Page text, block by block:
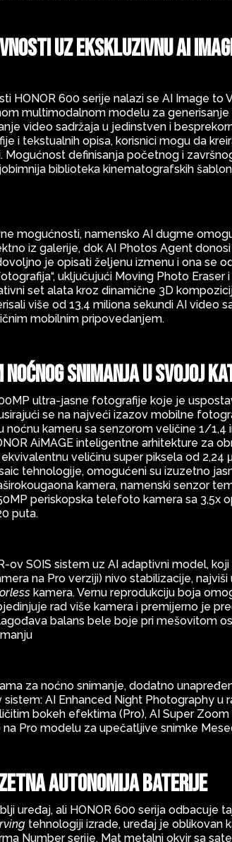
uz ekskluzivnu AI
HONOR 600 serije nalazi se AI Image to
multimodalnom modelu za
video sadržaja u jedinstven i
i tekstualnih opisa, korisnici mogu da
Mogućnost definisanja početnog i
biblioteka kinematografskih
mogućnosti, namensko AI dugme
iz galerije, dok AI Photos Agent
je opisati željenu izmenu i ona se
uključujući Moving Photo
set alata kroz dinamične 3D
više od 13,4 miliona sekundi AI video
mobilnim pripovedanjem.
snimanja u svojoj
ultra-jasne fotografije koje je
se na najveći izazov mobilne
noćnu kameru sa senzorom veličine 1/1,4
AiMAGE inteligentne arhitekture za
veličinu super piksela od 2,24
tehnologije, omogućeni su izuzetno
kamera, namenski senzor
periskopska telefoto kamera sa 3,5x
puta.
ov SOIS sistem uz AI adaptivni model, koji
na Pro verziji) nivo stabilizacije,
kamera. Vernu reprodukciju boja
rad više kamera i premijerno je
balans bele boje pri mešovitom
za noćno snimanje, dodatno
AI Enhanced Night Photography u
bokeh efektima (Pro), AI Super
na Pro modelu za upečatljive snimke
autonomija baterije
uređaj, ali HONOR 600 serija odbacuje
tehnologiji izrade, uređaj je oblikovan
Number serije. Mat metalni okvir sa